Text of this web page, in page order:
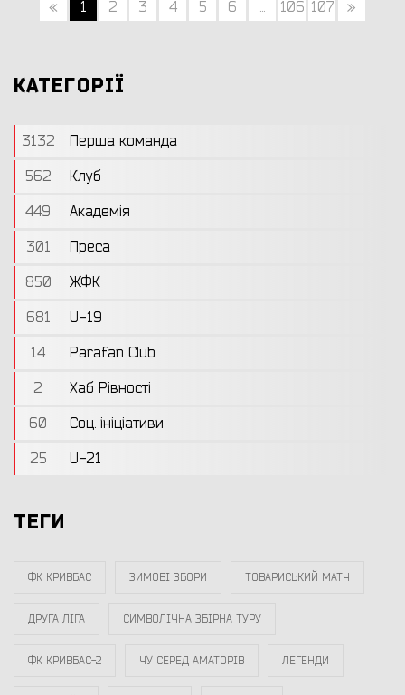
« 1 2 3 4 5 6 ... 106 107 »
КАТЕГОРІЇ
3132
Перша команда
562
Клуб
449
Академія
301
Преса
850
ЖФК
681
U-19
14
Parafan Club
2
Хаб Рівності
60
Соц. ініціативи
25
U-21
ТЕГИ
ФК КРИВБАС ЗИМОВІ ЗБОРИ ТОВАРИСЬКИЙ МАТЧ
ДРУГА ЛІГА СИМВОЛІЧНА ЗБІРНА ТУРУ
ФК КРИВБАС-2 ЧУ СЕРЕД АМАТОРІВ ЛЕГЕНДИ